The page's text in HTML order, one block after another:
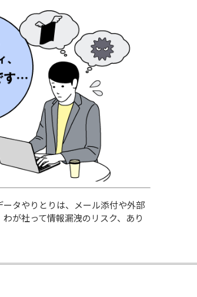
タやりとりは、メール添付や外部
が社って情報漏洩のリスク、あり